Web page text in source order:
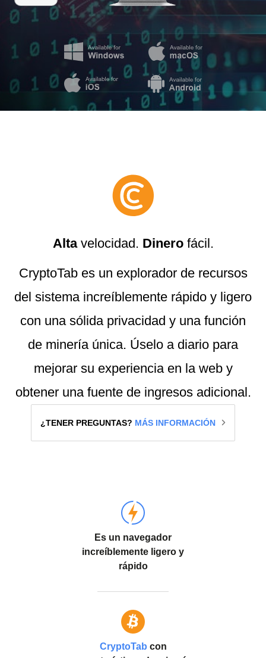
Altavelocidad. Dinerofácil.
CryptoTab es un explorador de recursos
del sistema increíblemente rápido y ligero
con una sólida privacidad y una función
de minería única. Úselo a diario para
mejorar su experiencia en la web y
obtener una fuente de ingresos adicional.
¿TENER PREGUNTAS? MÁS INFORMACIÓN
Es un navegador
increíblemente ligero y
rápido
CryptoTab con